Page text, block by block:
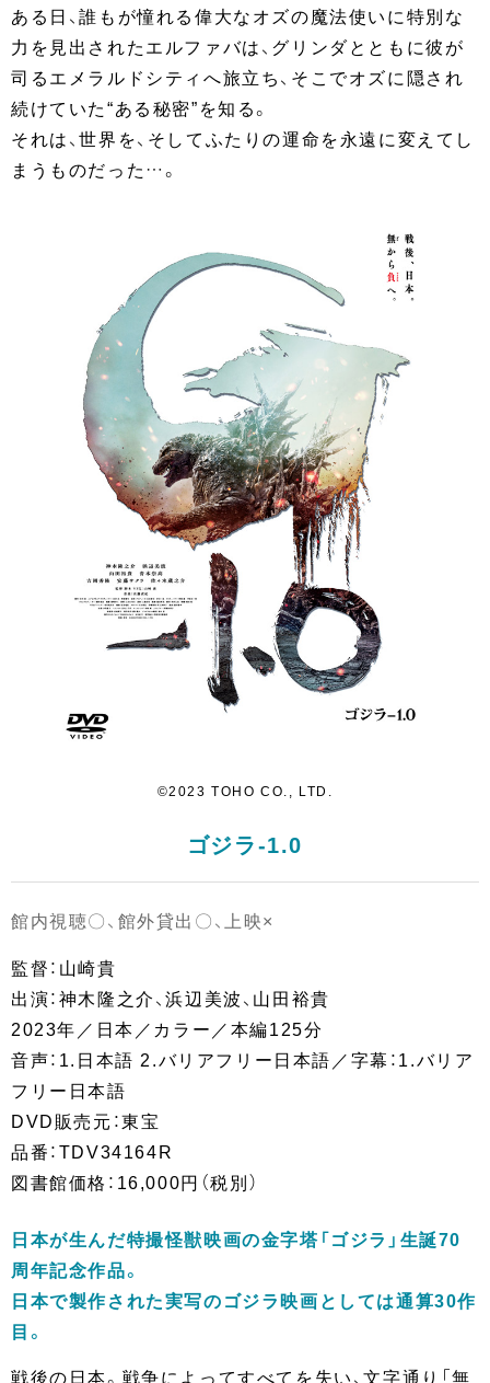
ある日、誰もが憧れる偉大なオズの魔法使いに特別な
力を見出されたエルファバは、グリンダとともに彼が
司るエメラルドシティへ旅立ち、そこでオズに隠され
続けていた“ある秘密”を知る。
それは、世界を、そしてふたりの運命を永遠に変えてし
まうものだった…。
©2023 TOHO CO., LTD.
ゴジラ-1.0
館内視聴〇、館外貸出〇、上映×
監督：山崎貴
出演：神木隆之介、浜辺美波、山田裕貴
2023年／日本／カラー／本編125分
音声：1.日本語 2.バリアフリー日本語／字幕：1.バリア
フリー日本語
DVD販売元：東宝
品番：TDV34164R
図書館価格：16,000円（税別）
日本が生んだ特撮怪獣映画の金字塔「ゴジラ」生誕70
周年記念作品。
日本で製作された実写のゴジラ映画としては通算30作
目。
戦後の日本。戦争によってすべてを失い、文字通り「無